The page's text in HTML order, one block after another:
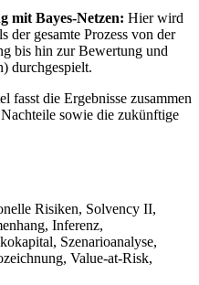
mit Bayes-Netzen: Hier wird
der gesamte Prozess von der
bis hin zur Bewertung und
durchgespielt.
fasst die Ergebnisse zusammen
sowie die zukünftige
Risiken, Solvency II,
Inferenz,
Szenarioanalyse,
Value-at-Risk,